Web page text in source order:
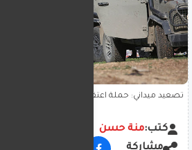
تصعيد ميداني: حملة اعتقالات إسرائيلية واسعة
كتب:منة حسن